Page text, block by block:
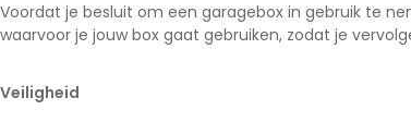
Voordat je besluit om een garagebox in gebruik te
waarvoor je jouw box gaat gebruiken, zodat je
Veiligheid